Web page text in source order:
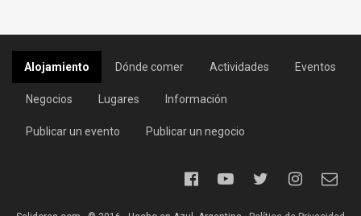
Alojamiento Dónde comer Actividades Eventos
Negocios Lugares Información
Publicar un evento Publicar un negocio